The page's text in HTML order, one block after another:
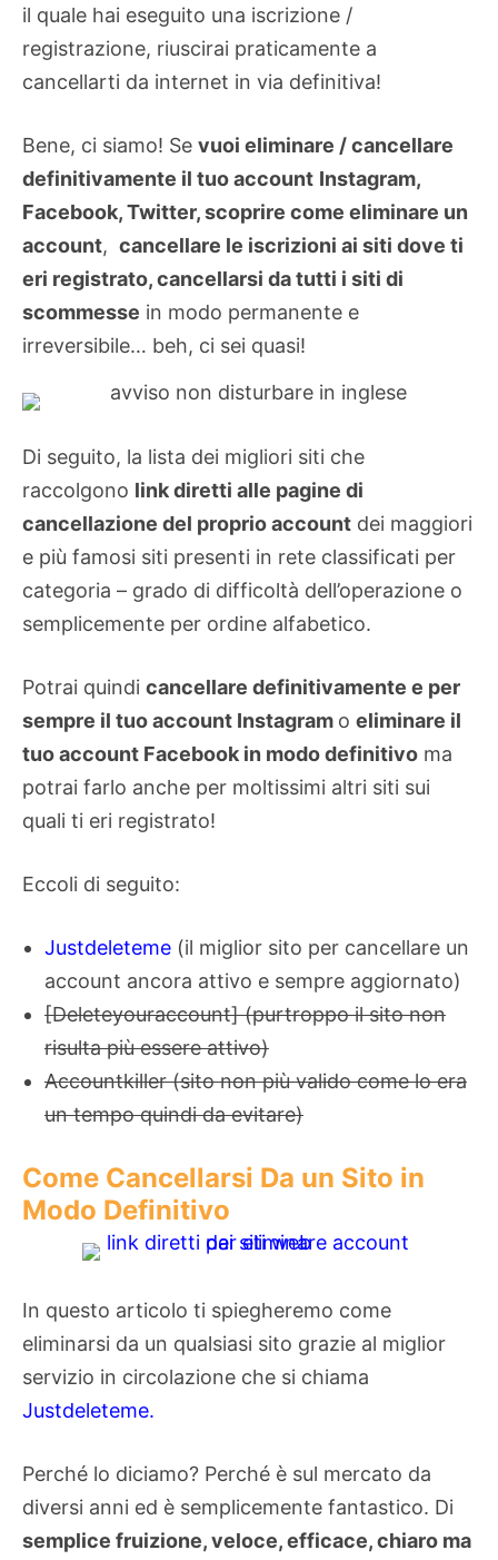
il quale hai eseguito una iscrizione /
registrazione, riuscirai praticamente a
cancellarti da internet in via definitiva!
Bene, ci siamo! Se vuoi eliminare / cancellare
definitivamente il tuo account Instagram,
Facebook, Twitter, scoprire come eliminare un
account, cancellare le iscrizioni ai siti dove ti
eri registrato, cancellarsi da tutti i siti di
scommesse in modo permanente e
irreversibile… beh, ci sei quasi!
Di seguito, la lista dei migliori siti che
raccolgono link diretti alle pagine di
cancellazione del proprio account dei maggiori
e più famosi siti presenti in rete classificati per
categoria – grado di difficoltà dell’operazione o
semplicemente per ordine alfabetico.
Potrai quindi cancellare definitivamente e per
sempre il tuo account Instagram o eliminare il
tuo account Facebook in modo definitivo ma
potrai farlo anche per moltissimi altri siti sui
quali ti eri registrato!
Eccoli di seguito:
Justdeleteme (il miglior sito per cancellare un
account ancora attivo e sempre aggiornato)
[Deleteyouraccount] (purtroppo il sito non
risulta più essere attivo)
Accountkiller (sito non più valido come lo era
un tempo quindi da evitare)
Come Cancellarsi Da un Sito in
Modo Definitivo
In questo articolo ti spiegheremo come
eliminarsi da un qualsiasi sito grazie al miglior
servizio in circolazione che si chiama
Justdeleteme.
Perché lo diciamo? Perché è sul mercato da
diversi anni ed è semplicemente fantastico. Di
semplice fruizione, veloce, efficace, chiaro ma